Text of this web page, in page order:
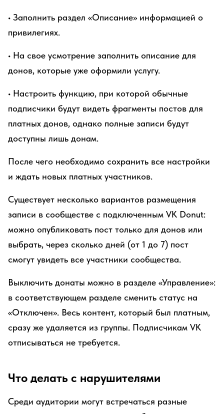
• Заполнить раздел «Описание» информацией о
привилегиях.
• На свое усмотрение заполнить описание для
донов, которые уже оформили услугу.
• Настроить функцию, при которой обычные
подписчики будут видеть фрагменты постов для
платных донов, однако полные записи будут
доступны лишь донам.
После чего необходимо сохранить все настройки
и ждать новых платных участников.
Существует несколько вариантов размещения
записи в сообществе с подключенным VK Donut:
можно опубликовать пост только для донов или
выбрать, через сколько дней (от 1 до 7) пост
смогут увидеть все участники сообщества.
Выключить донаты можно в разделе «Управление»:
в соответствующем разделе сменить статус на
«Отключен». Весь контент, который был платным,
сразу же удаляется из группы. Подписчикам VK
отписываться не требуется.
Что делать с нарушителями
Среди аудитории могут встречаться разные